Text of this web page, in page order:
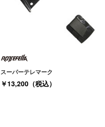
スーパーテレマーク
￥13,200（税込）